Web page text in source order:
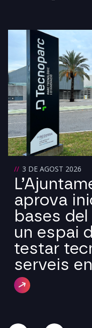
3 DE AGOST 2026
aprova
bases del
un espai
testar
serveis